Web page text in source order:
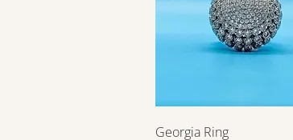
Visualização rápida
Georgia Ring